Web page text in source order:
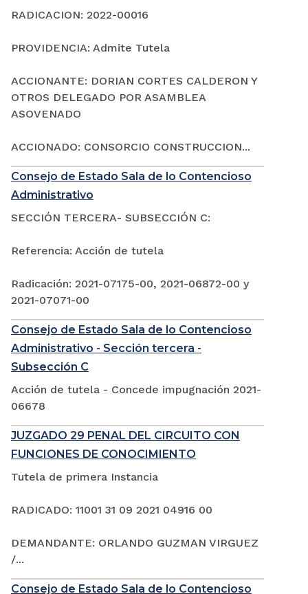
RADICACION: 2022-00016
PROVIDENCIA: Admite Tutela
ACCIONANTE: DORIAN CORTES CALDERON Y
OTROS DELEGADO POR ASAMBLEA
ASOVENADO
ACCIONADO: CONSORCIO CONSTRUCCION...
Consejo de Estado Sala de lo Contencioso
Administrativo
SECCIÓN TERCERA- SUBSECCIÓN C:
Referencia: Acción de tutela
Radicación: 2021-07175-00, 2021-06872-00 y
2021-07071-00
Consejo de Estado Sala de lo Contencioso
Administrativo - Sección tercera -
Subsección C
Acción de tutela - Concede impugnación 2021-
06678
JUZGADO 29 PENAL DEL CIRCUITO CON
FUNCIONES DE CONOCIMIENTO
Tutela de primera Instancia
RADICADO: 11001 31 09 2021 04916 00
DEMANDANTE: ORLANDO GUZMAN VIRGUEZ
/...
Consejo de Estado Sala de lo Contencioso